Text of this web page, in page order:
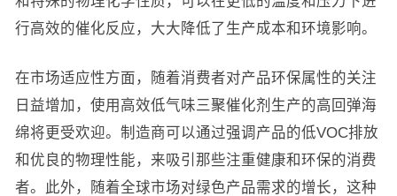
行高效的催化反应，大大降低了生产成本和环境影响。
在市场适应性方面，随着消费者对产品环保属性的关注
日益增加，使用高效低气味三聚催化剂生产的高回弹海
绵将更受欢迎。制造商可以通过强调产品的低VOC排放
和优良的物理性能，来吸引那些注重健康和环保的消费
者。此外，随着全球市场对绿色产品需求的增长，这种